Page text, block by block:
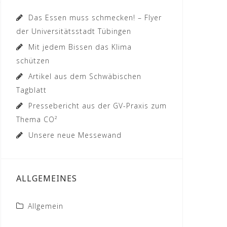
Das Essen muss schmecken! – Flyer
der Universitätsstadt Tübingen
Mit jedem Bissen das Klima
schützen
Artikel aus dem Schwäbischen
Tagblatt
Pressebericht aus der GV-Praxis zum
Thema CO²
Unsere neue Messewand
ALLGEMEINES
Allgemein